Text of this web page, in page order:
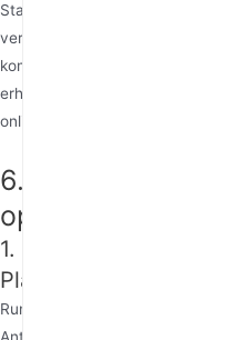
Standards und ermöglicht
verwenden, um gleichzeitig
kommunizieren, wodurch die
erheblich verbessert werden,
online sind.
6.
optimierung
1. Wissenschaftliche
Platzierungswinkel
Rundstrahlantennen weisen